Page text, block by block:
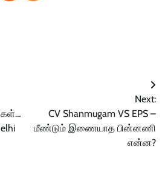
Next:
CV Shanmugam VS EPS –
மீண்டும் இணையாத பின்னணி
என்ன?